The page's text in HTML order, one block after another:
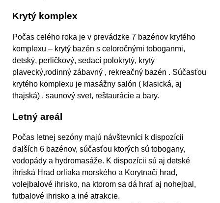
Krytý komplex
Počas celého roka je v prevádzke 7 bazénov krytého
komplexu – krytý bazén s celoročnými toboganmi,
detský, perličkový, sedací polokrytý, krytý
plavecký,rodinný zábavný , rekreačný bazén . Súčasťou
krytého komplexu je masážny salón ( klasická, aj
thajská) , saunový svet, reštaurácie a bary.
Letný areál
Počas letnej sezóny majú návštevníci k dispozícii
ďalších 6 bazénov, súčasťou ktorých sú tobogany,
vodopády a hydromasáže. K dispozícii sú aj detské
ihriská Hrad orliaka morského a Korytnačí hrad,
volejbalové ihrisko, na ktorom sa dá hrať aj nohejbal,
futbalové ihrisko a iné atrakcie.